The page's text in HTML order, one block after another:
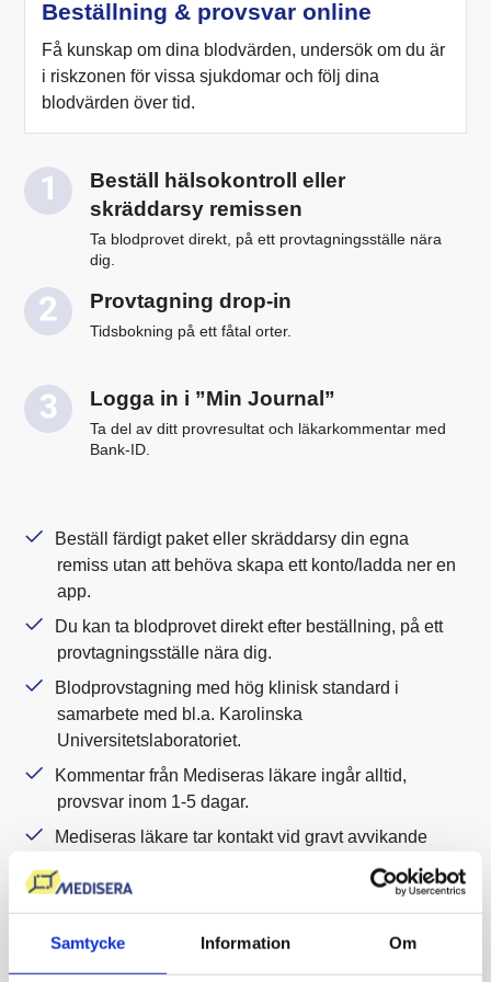
Samtycke Information Om
Beställning & provsvar online
Få kunskap om dina blodvärden, undersök om du är
i riskzonen för vissa sjukdomar och följ dina
blodvärden över tid.
Beställ hälsokontroll eller
skräddarsy remissen
Ta blodprovet direkt, på ett provtagningsställe nära
dig.
Provtagning drop-in
Tidsbokning på ett fåtal orter.
Logga in i ”Min Journal”
Ta del av ditt provresultat och läkarkommentar med
Bank-ID.
Beställ färdigt paket eller skräddarsy din egna
remiss utan att behöva skapa ett konto/ladda ner en
app.
Du kan ta blodprovet direkt efter beställning, på ett
provtagningsställe nära dig.
Blodprovstagning med hög klinisk standard i
samarbete med bl.a. Karolinska
Universitetslaboratoriet.
Kommentar från Mediseras läkare ingår alltid,
provsvar inom 1-5 dagar.
Mediseras läkare tar kontakt vid gravt avvikande
Störst utbud av blodprover i Sverige.
Patientsäkert, enkelt och tryggt.
Grundat av professor Kenneth Haglid, publicerad i